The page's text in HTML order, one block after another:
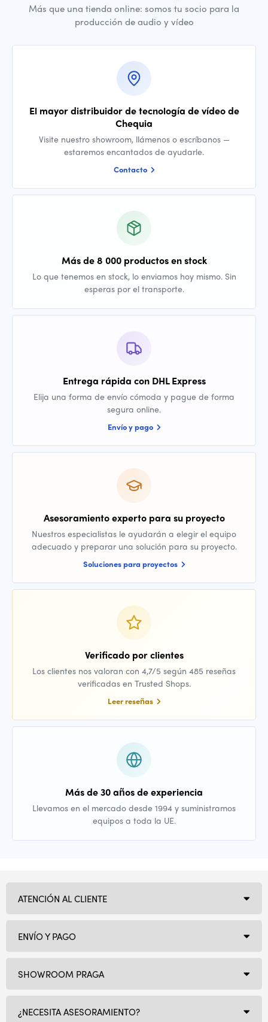
Más que una tienda online: somos tu socio para la
producción de audio y vídeo
El mayor distribuidor de tecnología de vídeo de
Chequia
Visite nuestro showroom, llámenos o escríbanos —
estaremos encantados de ayudarle.
Contacto
Más de 8 000 productos en stock
Lo que tenemos en stock, lo enviamos hoy mismo. Sin
esperas por el transporte.
Entrega rápida con DHL Express
Elija una forma de envío cómoda y pague de forma
segura online.
Envío y pago
Asesoramiento experto para su proyecto
Nuestros especialistas le ayudarán a elegir el equipo
adecuado y preparar una solución para su proyecto.
Soluciones para proyectos
Verificado por clientes
Los clientes nos valoran con 4,7/5 según 485 reseñas
verificadas en Trusted Shops.
Leer reseñas
Más de 30 años de experiencia
Llevamos en el mercado desde 1994 y suministramos
equipos a toda la UE.
SHOWROOM PRAGA
¿NECESITA ASESORAMIENTO?
ATENCIÓN AL CLIENTE
ENVÍO Y PAGO